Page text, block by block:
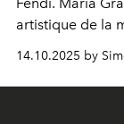
artistique de la
14.10.2025 by